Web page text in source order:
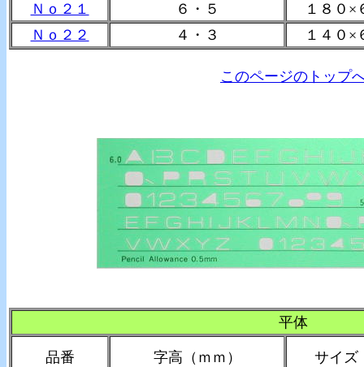
Ｎｏ２１ ６・５
１８０×
Ｎｏ２２
４・３ １４０×
このページのトップ
平体
品番 字高（ｍｍ） サイズ